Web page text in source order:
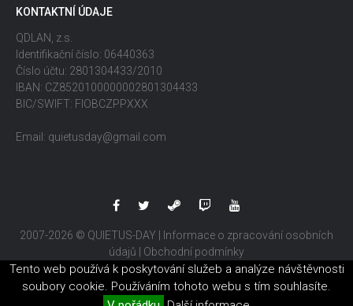
KONTAKTNÍ ÚDAJE
QDLAN, z.s.
Identifikační číslo: 06440363
Číslo účtu: 2801304433/2010
IBAN: CZ8520100000002801304433
BIC/SWIFT: FIOBCZPPXXX
Email: quietusday@gmail.com
2007-2026 © QUIETUS-DAY |
Informace o zpracování osobních
údajů
Obchodní podmínky
Tento web používá k poskytování služeb a analýze návštěvnosti
soubory cookie. Používáním tohoto webu s tím souhlasíte.